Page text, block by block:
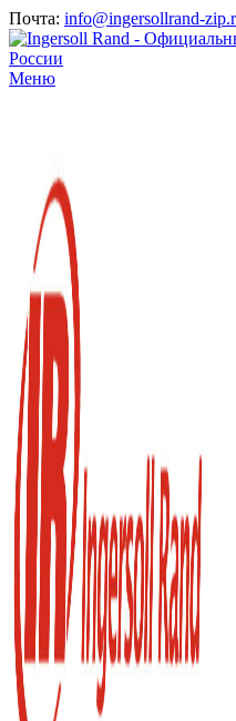
Почта: info@ingersollrand-
Меню